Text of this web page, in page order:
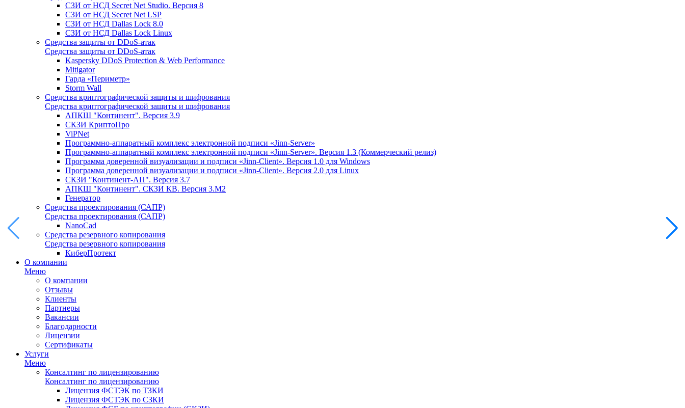
СЗИ от НСД Secret Net Studio. Версия 8
СЗИ от НСД Secret Net LSP
СЗИ от НСД Dallas Lock 8.0
СЗИ от НСД Dallas Lock Linux
Средства защиты от DDoS-атак
Средства защиты от DDoS-атак
Kaspersky DDoS Protection & Web Performance
Mitigator
Гарда «Периметр»
Storm Wall
Средства криптографической защиты и шифрования
Средства криптографической защиты и шифрования
АПКШ "Континент". Версия 3.9
СКЗИ КриптоПро
ViPNet
Программно-аппаратный комплекс электронной подписи «Jinn-Server»
Программно-аппаратный комплекс электронной подписи «Jinn-Server». Версия 1.3 (Коммерческий релиз)
Программа доверенной визуализации и подписи «Jinn-Client». Версия 1.0 для Windows
Программа доверенной визуализации и подписи «Jinn-Client». Версия 2.0 для Linux
СКЗИ "Континент-АП". Версия 3.7
АПКШ "Континент". СКЗИ КВ. Версия 3.М2
Генератор
Средства проектирования (САПР)
Средства проектирования (САПР)
NanoCad
Средства резервного копирования
Средства резервного копирования
КиберПротект
О компании
Меню
О компании
Отзывы
Клиенты
Партнеры
Вакансии
Благодарности
Лицензии
Сертификаты
Услуги
Меню
Консалтинг по лицензированию
Консалтинг по лицензированию
Лицензия ФСТЭК по ТЗКИ
Лицензия ФСТЭК по СЗКИ